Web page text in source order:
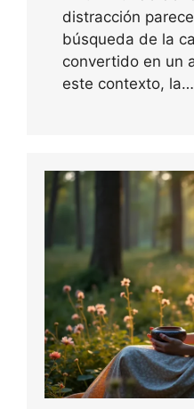
distracción
búsqueda de la
convertido en un
este contexto, la…